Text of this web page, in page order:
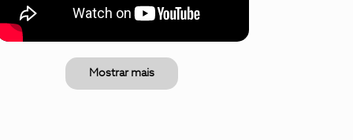
Mostrar mais